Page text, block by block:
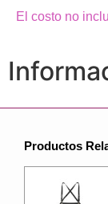
El costo no
Productos